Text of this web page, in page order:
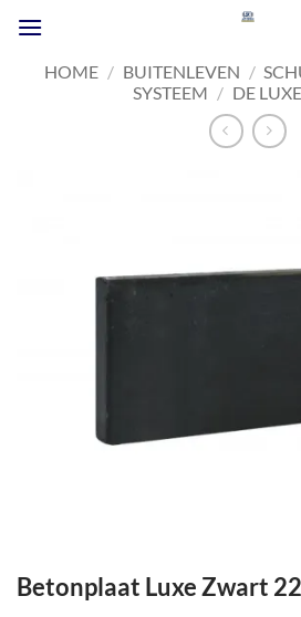
naar
inhoudHOME / BUITENLEVEN /
SYSTEEM / DE
Betonplaat Luxe Zwart